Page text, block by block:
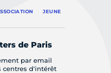
JEUNE
de Paris
par email
centres d'intérêt